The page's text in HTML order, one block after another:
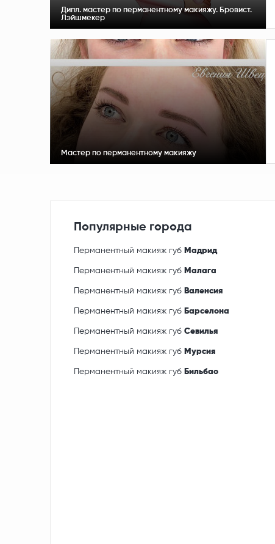
Дипл. мастер по перманентному макияжу. Бровист.
Лэйшмекер
Мастер по перманентному макияжу
Популярные города
Перманентный макияж губ Мадрид
Перманентный макияж губ Малага
Перманентный макияж губ Валенсия
Перманентный макияж губ Барселона
Перманентный макияж губ Севилья
Перманентный макияж губ Мурсия
Перманентный макияж губ Бильбао